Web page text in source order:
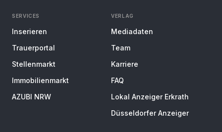
SERVICES
Inserieren
Trauerportal
Stellenmarkt
Immobilienmarkt
AZUBI NRW
VERLAG
Mediadaten
Team
Karriere
FAQ
Lokal Anzeiger Erkrath
Düsseldorfer Anzeiger